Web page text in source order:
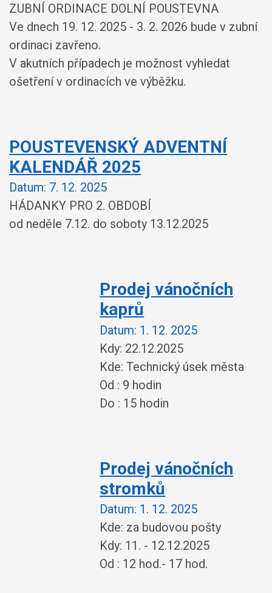
ZUBNÍ ORDINACE DOLNÍ POUSTEVNA
Ve dnech 19. 12. 2025 - 3. 2. 2026 bude v zubní
ordinaci zavřeno.
V akutních případech je možnost vyhledat
ošetření v ordinacích ve výběžku.
POUSTEVENSKÝ ADVENTNÍ
KALENDÁŘ 2025
Datum: 7. 12. 2025
HÁDANKY PRO 2. OBDOBÍ
od neděle 7.12. do soboty 13.12.2025
Prodej vánočních
kaprů
Datum: 1. 12. 2025
Kdy: 22.12.2025
Kde: Technický úsek města
Od : 9 hodin
Do : 15 hodin
Prodej vánočních
stromků
Datum: 1. 12. 2025
Kde: za budovou pošty
Kdy: 11. - 12.12.2025
Od : 12 hod.- 17 hod.